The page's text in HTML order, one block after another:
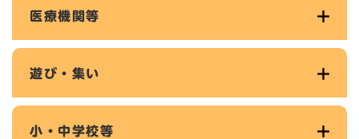
医療機関等
遊び・集い
小・中学校等